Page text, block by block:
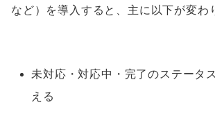
など）を導入すると、主に以下が変わ
未対応・対応中・完了のステータ
える